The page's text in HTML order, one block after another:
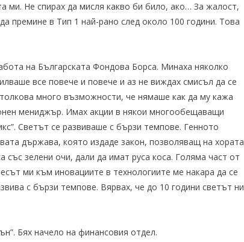
ми. Не спирах да мисля какво би било, ако… За жалост,
премине в Тип 1 най-рано след около 100 години. Това
на Българската Фондова Борса. Минаха няколко
все повече и повече и аз не виждах смисъл да се
много възможности, че нямаше как да му кажа
мениджър. Имах акции в някои многообещаващи
Светът се развиваше с бързи темпове. Генното
държава, която издаде закон, позволяващ на хората
зелени очи, дали да имат руса коса. Голяма част от
ми към иновациите в технологиите ме накара да се
с бързи темпове. Вярвах, че до 10 години светът ни
Бях начело на финансовия отдел.